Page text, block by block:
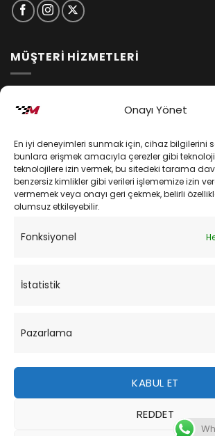
Onayı Yönet
En iyi deneyimleri sunmak için, cihaz bilgilerini
bunlara erişmek amacıyla çerezler gibi
teknolojilere izin vermek, bu sitedeki tarama
benzersiz kimlikler gibi verileri işlememize izin
vermemek veya onayı geri çekmek, belirli
olumsuz etkileyebilir.
Fonksiyonel
İstatistik
Pazarlama
KABUL ET
REDDET
MÜŞTERİ HİZMETLERİ
Kişisel Verilerin Korunması
Mesafeli Satış Sözleşmesi
Sipariş Takibi
Bu site, size daha iyi bir tarama
çerezler kullanmaktadır. Bu web